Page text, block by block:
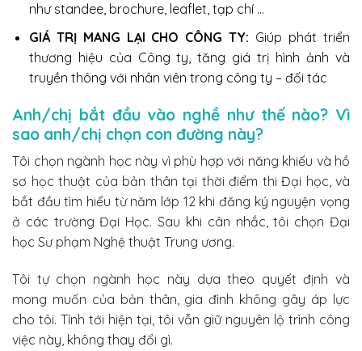
như standee, brochure, leaflet, tạp chí …
GIÁ TRỊ MANG LẠI CHO CÔNG TY: Giúp phát triển
thương hiệu của Công ty, tăng giá trị hình ảnh và
truyền thông với nhân viên trong công ty – đối tác
Anh/chị bắt đầu vào nghề như thế nào? Vì
sao anh/chị chọn con đường này?
Tôi chọn ngành học này vì phù hợp với năng khiếu và hồ
sơ học thuật của bản thân tại thời điểm thi Đại học, và
bắt đầu tìm hiểu từ năm lớp 12 khi đăng ký nguyện vọng
ở các trường Đại Học. Sau khi cân nhắc, tôi chọn Đại
học Sư phạm Nghệ thuật Trung ương.
Tôi tự chọn ngành học này dựa theo quyết định và
mong muốn của bản thân, gia đình không gây áp lực
cho tôi. Tính tới hiện tại, tôi vẫn giữ nguyên lộ trình công
việc này, không thay đổi gì.